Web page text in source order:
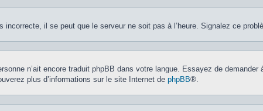
il se peut que le serveur ne soit pas à l’heure. Signalez ce
n’ait encore traduit phpBB dans votre langue. Essayez de
plus d’informations sur le site Internet de phpBB®.